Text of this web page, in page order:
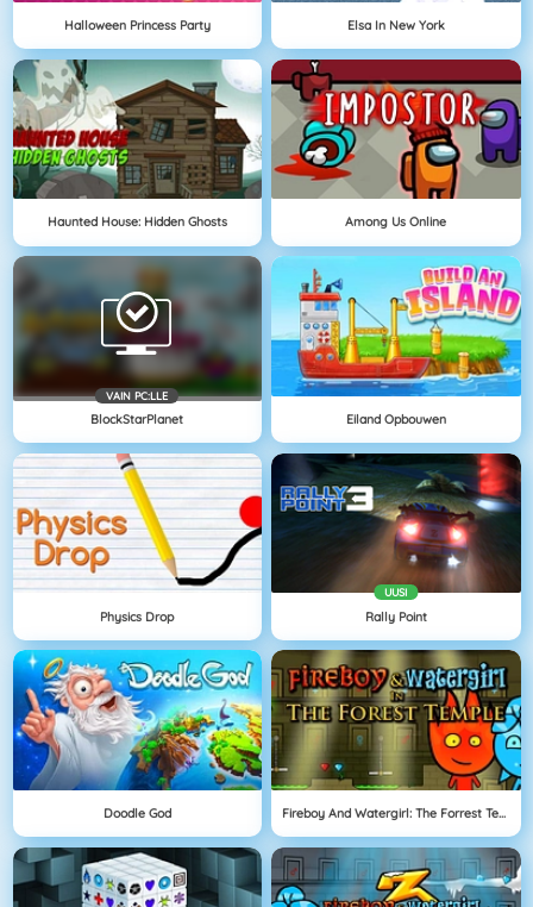
Halloween Princess Party Elsa In New York
Haunted House: Hidden Ghosts Among Us Online
VAIN PC:LLE
BlockStarPlanet Eiland Opbouwen
Physics Drop
UUSI
Rally Point
Doodle God Fireboy And Watergirl: The Forrest Temple